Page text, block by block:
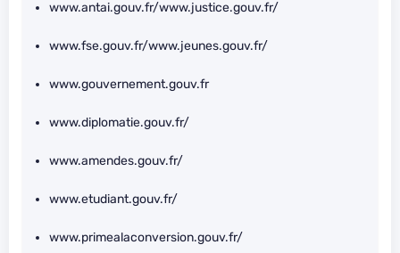
www.antai.gouv.fr/www.justice.gouv.fr/
www.fse.gouv.fr/www.jeunes.gouv.fr/
www.gouvernement.gouv.fr
www.diplomatie.gouv.fr/
www.amendes.gouv.fr/
www.etudiant.gouv.fr/
www.primealaconversion.gouv.fr/